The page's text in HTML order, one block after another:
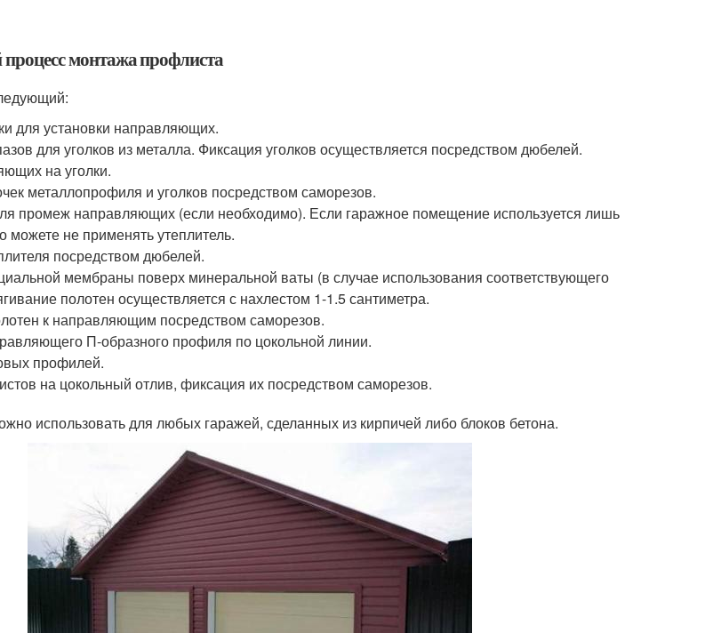
монтажа профлиста
для установки направляющих.
для уголков из металла. Фиксация уголков осуществляется посредством дюбелей.
на уголки.
металлопрофиля и уголков посредством саморезов.
промеж направляющих (если необходимо). Если гаражное помещение используется лишь
можете не применять утеплитель.
посредством дюбелей.
мембраны поверх минеральной ваты (в случае использования соответствующего
полотен осуществляется с нахлестом 1-1.5 сантиметра.
к направляющим посредством саморезов.
П-образного профиля по цокольной линии.
профилей.
на цокольный отлив, фиксация их посредством саморезов.
использовать для любых гаражей, сделанных из кирпичей либо блоков бетона.